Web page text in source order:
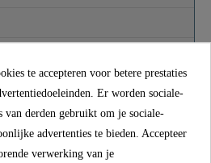
te accepteren voor betere prestaties
Er worden sociale-
van derden gebruikt om je sociale-
advertenties te bieden. Accepteer
verwerking van je